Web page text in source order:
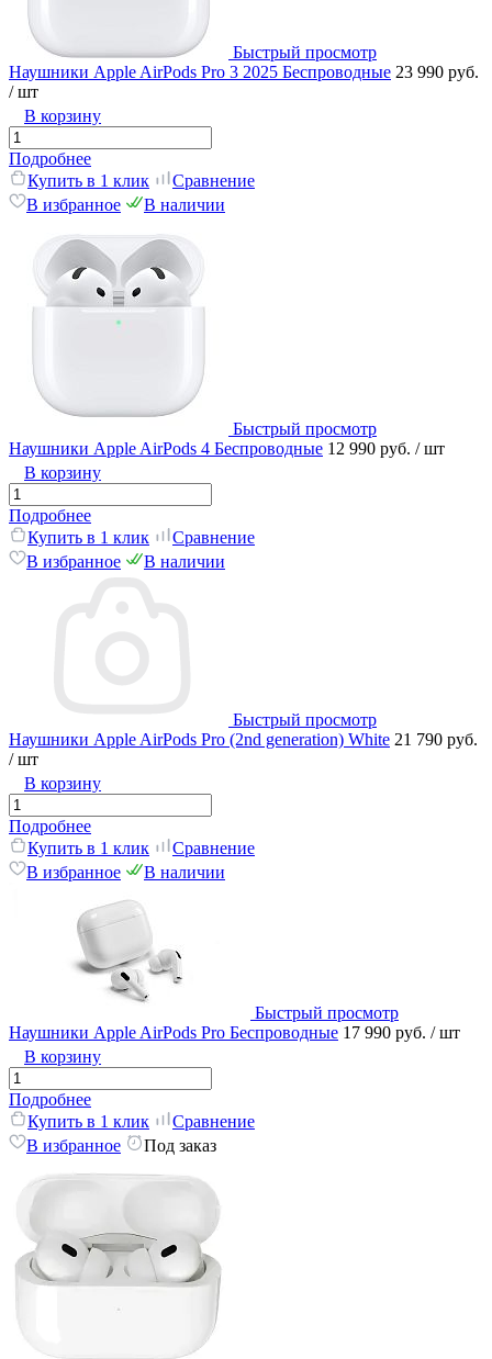
Быстрый просмотр
Наушники Apple AirPods Pro 3 2025 Беспроводные 23 990 руб.
/ шт
В корзину
Подробнее
Купить в 1 клик
Сравнение
В избранное
В наличии
Быстрый просмотр
Наушники Apple AirPods 4 Беспроводные 12 990 руб. / шт
В корзину
Подробнее
Купить в 1 клик
Сравнение
В избранное
В наличии
Быстрый просмотр
Наушники Apple AirPods Pro (2nd generation) White 21 790 руб.
/ шт
В корзину
Подробнее
Купить в 1 клик
Сравнение
В избранное
В наличии
Быстрый просмотр
Наушники Apple AirPods Pro Беспроводные 17 990 руб. / шт
В корзину
Подробнее
Купить в 1 клик
Сравнение
В избранное
Под заказ